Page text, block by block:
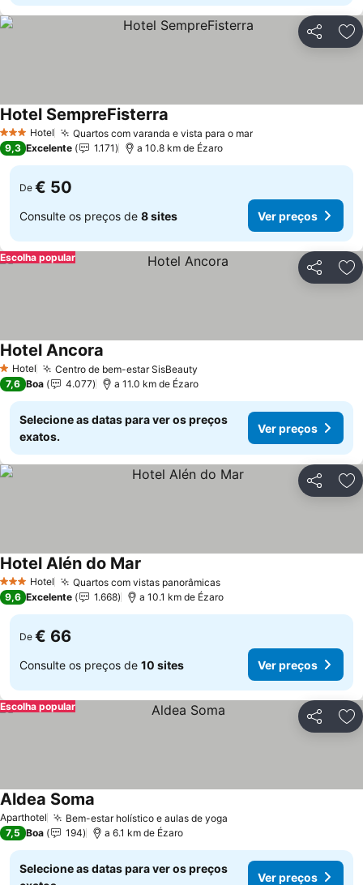
Partilhar
3 EstrelasHotel Quartos com varanda e vista para o mar
Hotel SempreFisterra
9,3 Excelente 1.171 a 10.8 km de Ézaro
De € 50
Consulte os preços de 8 sites Ver preços
Partilhar
Escolha popular
1 Estrelas
Hotel Centro de bem-estar SisBeauty
Hotel Ancora
7,6 Boa 4.077 a 11.0 km de Ézaro
Selecione as datas para ver os preços
exatos.
Ver preços
Partilhar
3 EstrelasHotel Quartos com vistas panorâmicas
Hotel Alén do Mar
9,6 Excelente 1.668 a 10.1 km de Ézaro
De € 66
Consulte os preços de 10 sites Ver preços
Partilhar
Escolha popular
Aparthotel Bem-estar holístico e aulas de yoga
Aldea Soma
7,5 Boa 194 a 6.1 km de Ézaro
Selecione as datas para ver os preços
Ver preços